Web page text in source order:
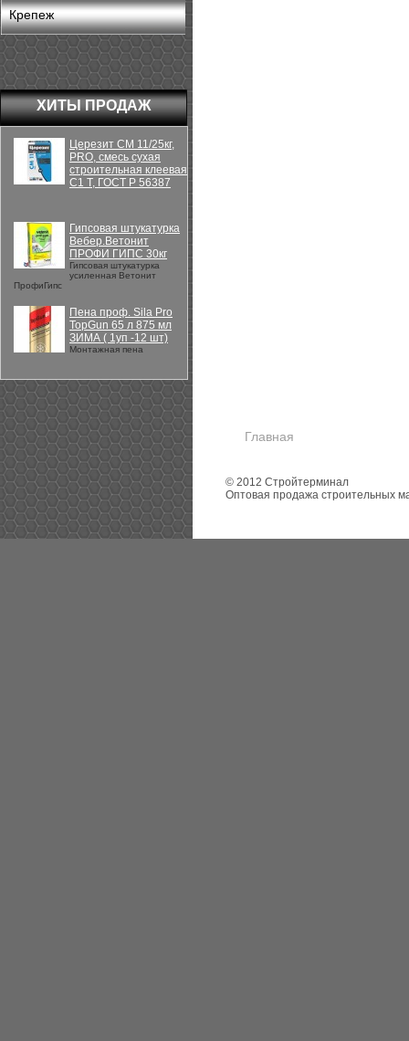
Крепеж
ХИТЫ ПРОДАЖ
Церезит CM 11/25кг,
PRO, смесь сухая
строительная клеевая
C1 T, ГОСТ Р 56387
Гипсовая штукатурка
Вебер.Ветонит
ПРОФИ ГИПС 30кг
Гипсовая штукатурка
усиленная Ветонит
ПрофиГипс
Пена проф. Sila Pro
TopGun 65 л 875 мл
ЗИМА ( 1уп -12 шт)
Монтажная пена
Главная
© 2012 Стройтерминал
Оптовая продажа строительных